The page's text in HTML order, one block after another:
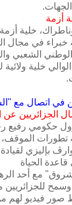
‬أزمة‮
خلية
خبراء في مجال
الشعبي
خلية
‬الجزائريين‮ ‬عن‮
حكومي رفيع
تطورات
بإليزي
مع أحد
للجزائريين
صور فيديو لهم